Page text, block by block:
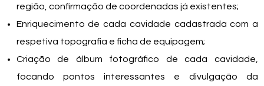
região, confirmação de coordenadas já existentes;
Enriquecimento de cada cavidade cadastrada com a
respetiva topografia e ficha de equipagem;
Criação de álbum fotográfico de cada cavidade,
focando pontos interessantes e divulgação da